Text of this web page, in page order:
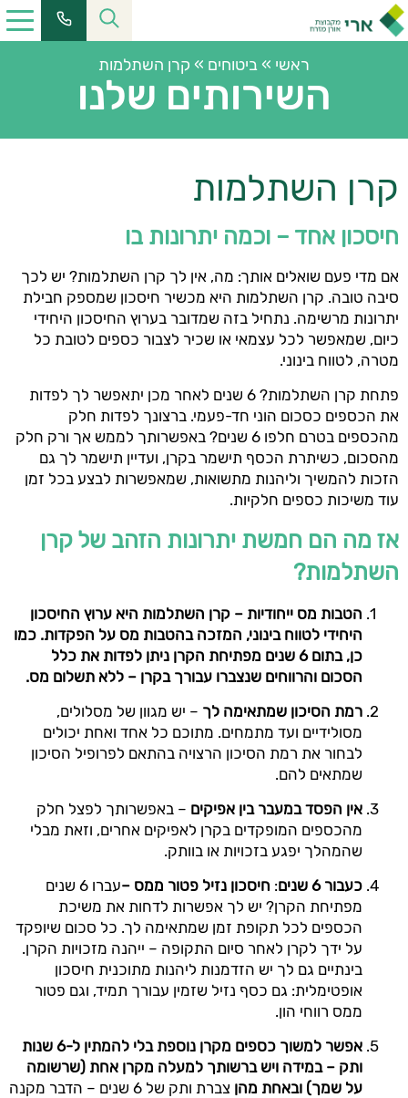
ראשי »ביטוחים » קרן השתלמות
השירותים שלנו
קרן השתלמות
חיסכון אחד – וכמה יתרונות בו
אם מדי פעם שואלים אותך: מה, אין לך קרן השתלמות? יש לכך
סיבה טובה. קרן השתלמות היא מכשיר חיסכון שמספק חבילת
יתרונות מרשימה. נתחיל בזה שמדובר בערוץ החיסכון היחידי
כיום, שמאפשר לכל עצמאי או שכיר לצבור כספים לטובת כל
מטרה, לטווח בינוני.
פתחת קרן השתלמות? 6 שנים לאחר מכן יתאפשר לך לפדות
את הכספים כסכום הוני חד-פעמי. ברצונך לפדות חלק
מהכספים בטרם חלפו 6 שנים? באפשרותך לממש אך ורק חלק
מהסכום, כשיתרת הכסף תישמר בקרן, ועדיין תישמר לך גם
הזכות להמשיך וליהנות מתשואות, שמאפשרות לבצע בכל זמן
עוד משיכות כספים חלקיות.
אז מה הם חמשת יתרונות הזהב של קרן
השתלמות?
הטבות מס ייחודיות – קרן השתלמות היא ערוץ החיסכון
היחידי לטווח בינוני, המזכה בהטבות מס על הפקדות. כמו
כן, בתום 6 שנים מפתיחת הקרן ניתן לפדות את כלל
הסכום והרווחים שנצברו עבורך בקרן – ללא תשלום מס.
רמת הסיכון שמתאימה לך – יש מגוון של מסלולים,
מסולידיים ועד מתמחים. מתוכם כל אחד ואחת יכולים
לבחור את רמת הסיכון הרצויה בהתאם לפרופיל הסיכון
שמתאים להם.
אין הפסד במעבר בין אפיקים – באפשרותך לפצל חלק
מהכספים המופקדים בקרן לאפיקים אחרים, וזאת מבלי
שהמהלך יפגע בזכויות או בוותק.
כעבור 6 שנים
: חיסכון נזיל פטור ממס –
עברו 6 שנים
מפתיחת הקרן? יש לך אפשרות לדחות את משיכת
הכספים לכל תקופת זמן שמתאימה לך. כל סכום שיופקד
על ידך לקרן לאחר סיום התקופה – ייהנה מזכויות הקרן.
בינתיים גם לך יש הזדמנות ליהנות מתוכנית חיסכון
אופטימלית: גם כסף נזיל שזמין עבורך תמיד, וגם פטור
ממס רווחי הון.
אפשר למשוך
כספים מקרן נוספת בלי להמתין ל-6 שנות
ותק – במידה ויש ברשותך למעלה מקרן אחת (שרשומה
על שמך) ובאחת מהן
צברת ותק של 6 שנים – הדבר מקנה